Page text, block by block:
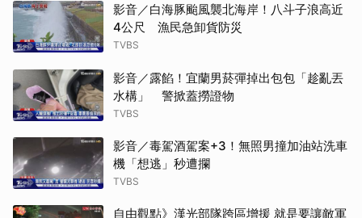
影音／白海豚颱風襲北海岸！八斗子浪高近
4公尺 漁民急卸貨防災
TVBS
影音／露餡！宜蘭男菸彈掉出包包「趁亂丟
水構」 警掀蓋撈證物
TVBS
影音／毒駕酒駕案+3！無照男撞加油站洗車
機「想逃」秒遭攔
TVBS
自由觀點》漢光部隊跨區增援 就是要讓敵軍